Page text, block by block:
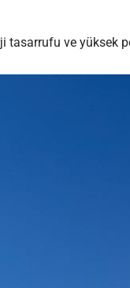
tasarrufu ve yüksek